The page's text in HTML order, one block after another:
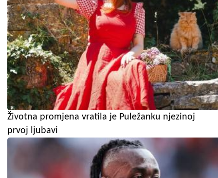
Životna promjena vratila je Puležanku njezinoj
prvoj ljubavi